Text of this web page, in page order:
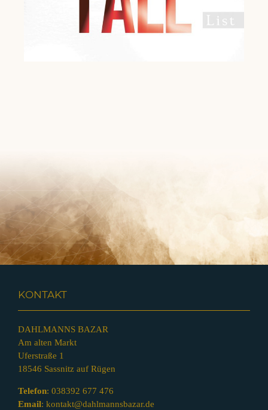
KONTAKT
DAHLMANNS BAZAR
Am alten Markt
Uferstraße 1
18546 Sassnitz auf Rügen
Telefon: 038392 677 476
Email: kontakt@dahlmannsbazar.de